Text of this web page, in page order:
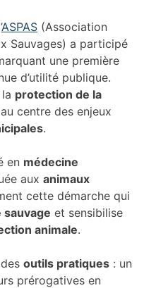
ASPAS (Association
Sauvages) a participé
une première
d’utilité publique.
protection de la
au centre des enjeux
.
en médecine
aux animaux
cette démarche qui
sauvage et sensibilise
animale.
outils pratiques : un
prérogatives en